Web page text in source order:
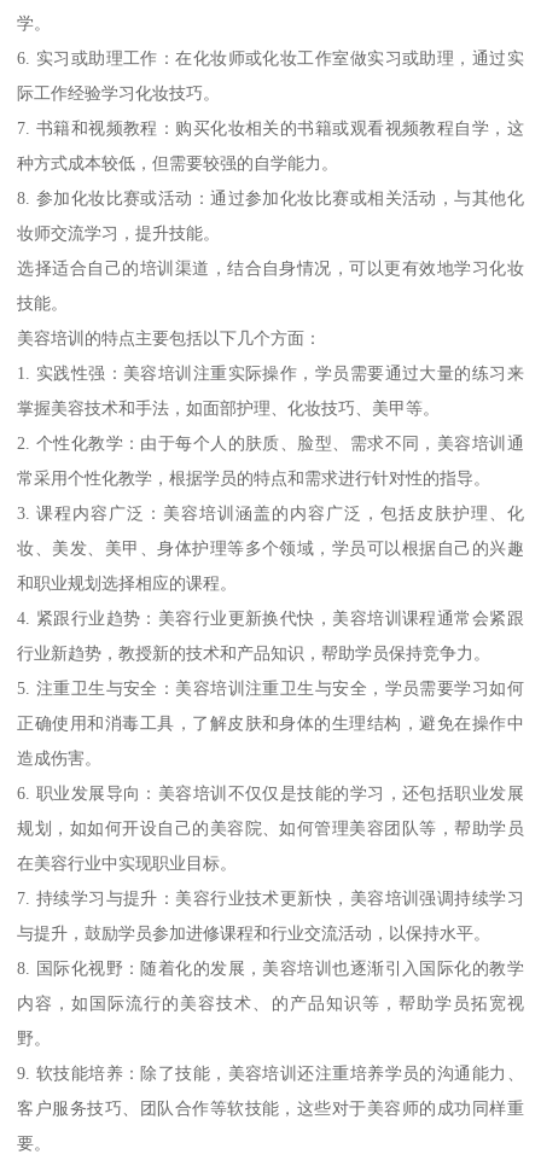
学。
6. 实习或助理工作：在化妆师或化妆工作室做实习或助理，通过实
际工作经验学习化妆技巧。
7. 书籍和视频教程：购买化妆相关的书籍或观看视频教程自学，这
种方式成本较低，但需要较强的自学能力。
8. 参加化妆比赛或活动：通过参加化妆比赛或相关活动，与其他化
妆师交流学习，提升技能。
选择适合自己的培训渠道，结合自身情况，可以更有效地学习化妆
技能。
美容培训的特点主要包括以下几个方面：
1. 实践性强：美容培训注重实际操作，学员需要通过大量的练习来
掌握美容技术和手法，如面部护理、化妆技巧、美甲等。
2. 个性化教学：由于每个人的肤质、脸型、需求不同，美容培训通
常采用个性化教学，根据学员的特点和需求进行针对性的指导。
3. 课程内容广泛：美容培训涵盖的内容广泛，包括皮肤护理、化
妆、美发、美甲、身体护理等多个领域，学员可以根据自己的兴趣
和职业规划选择相应的课程。
4. 紧跟行业趋势：美容行业更新换代快，美容培训课程通常会紧跟
行业新趋势，教授新的技术和产品知识，帮助学员保持竞争力。
5. 注重卫生与安全：美容培训注重卫生与安全，学员需要学习如何
正确使用和消毒工具，了解皮肤和身体的生理结构，避免在操作中
造成伤害。
6. 职业发展导向：美容培训不仅仅是技能的学习，还包括职业发展
规划，如如何开设自己的美容院、如何管理美容团队等，帮助学员
在美容行业中实现职业目标。
7. 持续学习与提升：美容行业技术更新快，美容培训强调持续学习
与提升，鼓励学员参加进修课程和行业交流活动，以保持水平。
8. 国际化视野：随着化的发展，美容培训也逐渐引入国际化的教学
内容，如国际流行的美容技术、的产品知识等，帮助学员拓宽视
野。
9. 软技能培养：除了技能，美容培训还注重培养学员的沟通能力、
客户服务技巧、团队合作等软技能，这些对于美容师的成功同样重
要。